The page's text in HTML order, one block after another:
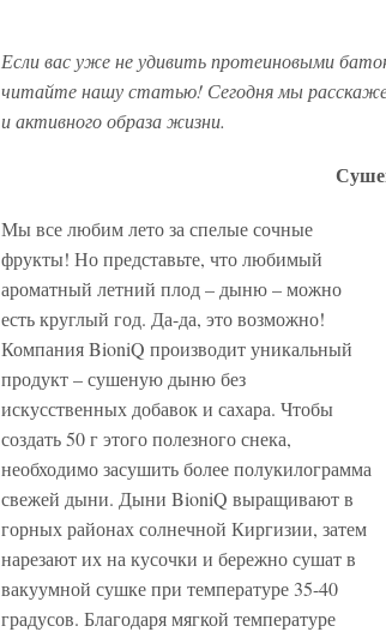
Если вас уже не удивить протеиновыми
читайте нашу статью! Сегодня мы
и активного образа жизни.
Мы все любим лето за спелые сочные
фрукты! Но представьте, что любимый
ароматный летний плод – дыню – можно
есть круглый год. Да-да, это возможно!
Компания BioniQ производит уникальный
продукт – сушеную дыню без
искусственных добавок и сахара. Чтобы
создать 50 г этого полезного снека,
необходимо засушить более полукилограмма
свежей дыни. Дыни BioniQ выращивают в
горных районах солнечной Киргизии, затем
нарезают их на кусочки и бережно сушат в
вакуумной сушке при температуре 35-40
градусов. Благодаря мягкой температуре